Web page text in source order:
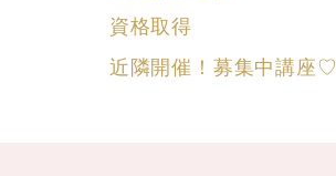
資格取得
近隣開催！募集中講座♡